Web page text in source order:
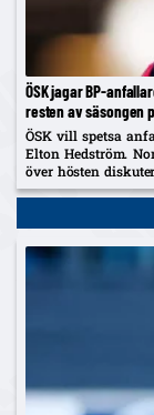
ÖSK jagar BP-
resten av säsongen
ÖSK vill spetsa
Elton Hedström.
över hösten
2029 och uppges